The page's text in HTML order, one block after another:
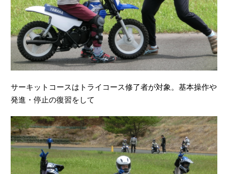
サーキットコースはトライコース修了者が対象。基本操作や
発進・停止の復習をして